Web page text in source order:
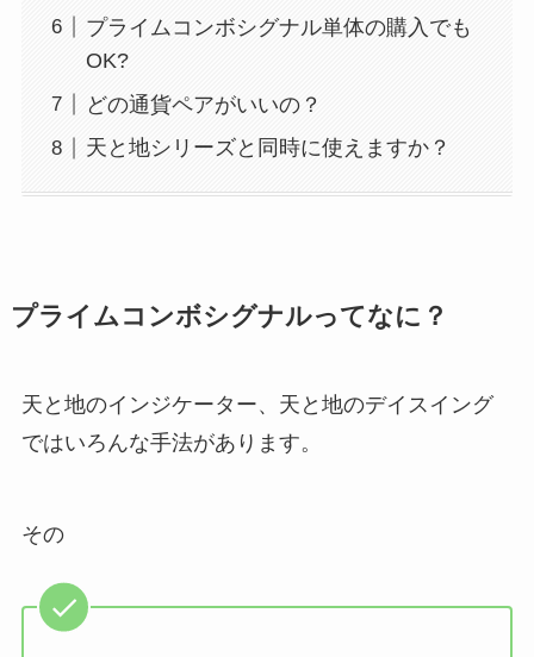
プライムコンボシグナル単体の購入でも
OK?
どの通貨ペアがいいの？
天と地シリーズと同時に使えますか？
プライムコンボシグナルってなに？
天と地のインジケーター、天と地のデイスイング
ではいろんな手法があります。
その